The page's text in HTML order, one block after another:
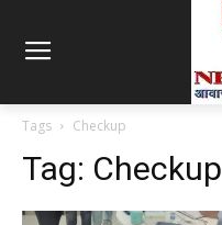
Tags Checkup
Tag: Checkup